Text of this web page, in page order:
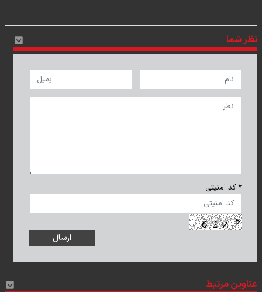
نظر شما
* کد امنیتی
عناوین مرتبط